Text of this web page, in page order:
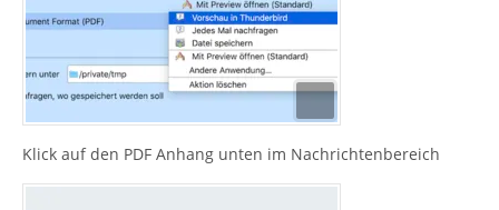
Klick auf den PDF Anhang unten im Nachrichtenbereich